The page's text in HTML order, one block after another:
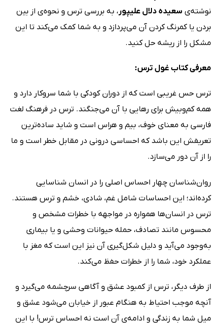
نوشته‌ی سعیده دلال علیپور، به بررسی ترس و نحوه‌ی از بین
بردن یا کمرنگ کردن آن می‌پردازد و به شما کمک می‌کند تا این
مشکل را از ریشه حل کنید.
معرفی کتاب غول ترس:
ترس حس غریبی است که از دوران کودکی با شما سروکار دارد و
همه کم‌وبیش برای رهایی با آن می‌جنگند. ترس در فرهنگ لغت
فارسی به معنای خوف، بیم و هراس است و شاید ساده‌ترین
تعریفش این باشد که احساسی درونی در مقابل خطر است و ما
را از آن دور می‌سازد.
روان‌شناسان چهار احساس اصلی را در انسان شناسایی
کرده‌اند؛ این احساسات شامل غم، شادی، خشم و ترس هستند.
ترس در انسان‌ها همواره در مواجهه با خطرات مشخص و
محسوس مانند تصادف، حمله حیوانات وحشی و یا بیماری
به‌وجود می‌آید و دلیل شکل‌گیری آن نیز این است که مغز با
عملکرد خود، شما را از خطرات حفظ می‌کند.
از طرف دیگر، ترس از کمبود عشق و آگاهی سرچشمه می‌گیرد و
آنچه موجب احتیاط به هنگام عبور از خیابان می‌شود عشق و
میل شما به زندگی و ادامه‌ی آن است نه احساس ترس! با این